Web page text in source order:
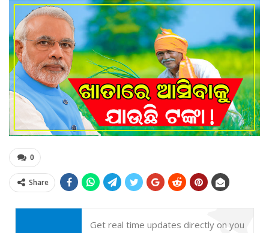
0
Share
Get real time updates directly on you